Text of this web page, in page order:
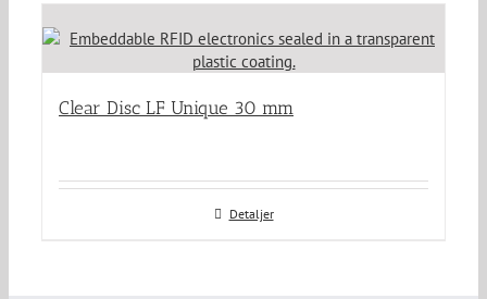
Clear Disc LF Unique 30 mm
Detaljer